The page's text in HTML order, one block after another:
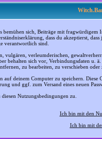
bemühen sich, Beiträge mit
dass du akzeptierst,
verantwortlich sind.
vulgären, verleumderischen,
behalten sich vor, Verbindungsdaten u.
zu bearbeiten, zu verschieben
auf deinem Computer zu speichern.
und ggf. zum Versand eines neuen
Nutzungsbedingungen zu.
Ich bin mit den
Ich bin mit